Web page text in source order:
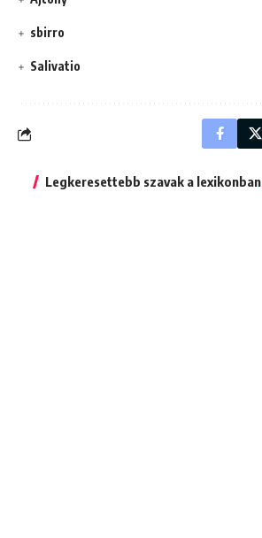
sbirro
Salivatio
Legkeresettebb szavak a lexikonban